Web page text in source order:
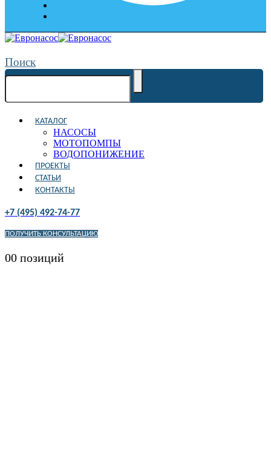
Поиск
КАТАЛОГ
НАСОСЫ
МОТОПОМПЫ
ВОДОПОНИЖЕНИЕ
ПРОЕКТЫ
СТАТЬИ
КОНТАКТЫ
+7 (495) 492-74-77
ПОЛУЧИТЬ КОНСУЛЬТАЦИЮ
00 позиций